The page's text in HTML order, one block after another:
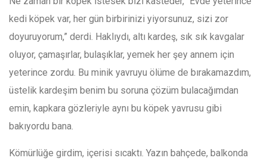
kedi köpek var, her gün birbirinizi yiyorsunuz, sizi zor
doyuruyorum,” derdi. Haklıydı, altı kardeş, sık sık kavgalar
oluyor, çamaşırlar, bulaşıklar, yemek her şey annem için
yeterince zordu. Bu minik yavruyu ölüme de bırakamazdım,
üstelik kardeşim benim bu soruna çözüm bulacağımdan
emin, kapkara gözleriyle aynı bu köpek yavrusu gibi
bakıyordu bana.
Kömürlüğe girdim, içerisi sıcaktı. Yazın bahçede, balkonda